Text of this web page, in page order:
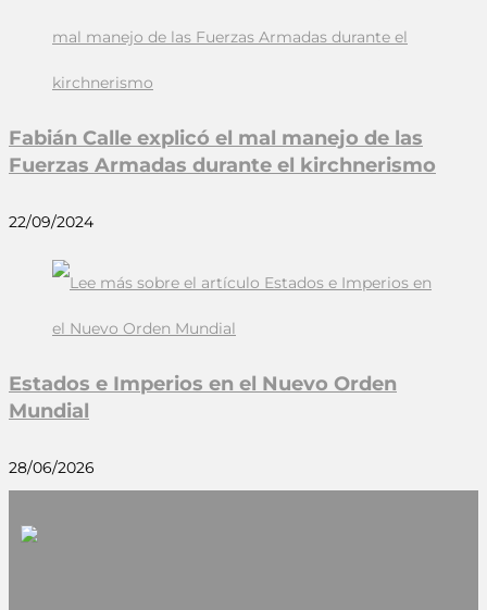
Fabián Calle explicó el mal manejo de las
Fuerzas Armadas durante el kirchnerismo
22/09/2024
Estados e Imperios en el Nuevo Orden
Mundial
28/06/2026